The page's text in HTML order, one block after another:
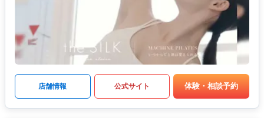
店舗情報 公式サイト 体験・相談予約